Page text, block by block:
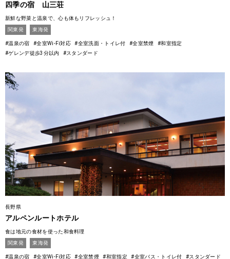
四季の宿 山三荘
新鮮な野菜と温泉で、心も体もリフレッシュ！
関東発
東海発
#温泉の宿 #全室Wi-Fi対応 #全室洗面・トイレ付 #全室禁煙
#和室指定
#ゲレンデ徒歩3分以内
#スタンダード
長野県
アルペンルートホテル
食は地元の食材を使った和食料理
関東発
東海発
#温泉の宿 #全室Wi-Fi対応 #全室禁煙 #和室指定 #全室バス・トイレ付 #スタンダード